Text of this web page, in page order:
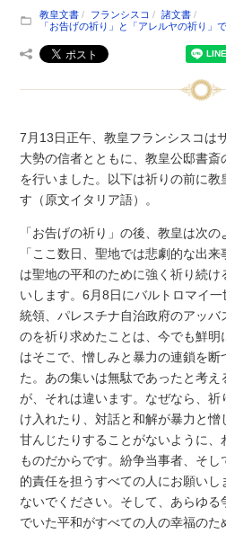
教皇文書
フランシスコ
諸文書
「お告げの祈り」と「アレルヤの祈り」
7月13日正午、教皇フランシスコは
大勢の信者とともに、教皇公邸書斎
を行いました。以下は祈りの前に
す（原文イタリア語）。
「お告げの祈り」の後、教皇は次の
「ここ数日、聖地では悲劇的な出
は聖地の平和のために強く祈り続
いします。6月8日にバルトロマイ
統領、パレスチナ自治政府のアッバ
のを祈り求めたことは、今でも鮮明
はそこで、憎しみと暴力の連鎖を断
た。あの集いは無駄であったと考
が、それは違います。なぜなら、祈
け入れたり、対話と和解が暴力と憎
甘んじたりすることがないように、
ものだからです。紛争当事者、そ
的責任を担うすべての人にお願い
ないでください。そして、あらゆ
でいた平和がすべての人の幸福の